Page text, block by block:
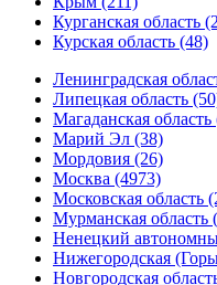
Курганская область
Курская область (48)
Ленинградская
Липецкая область
Магаданская область
Марий Эл (38)
Мордовия (26)
Москва (4973)
Московская область
Мурманская область
Ненецкий
Нижегородская
Новгородская